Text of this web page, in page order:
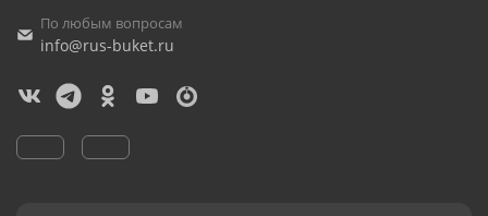
По любым вопросам
info@rus-buket.ru